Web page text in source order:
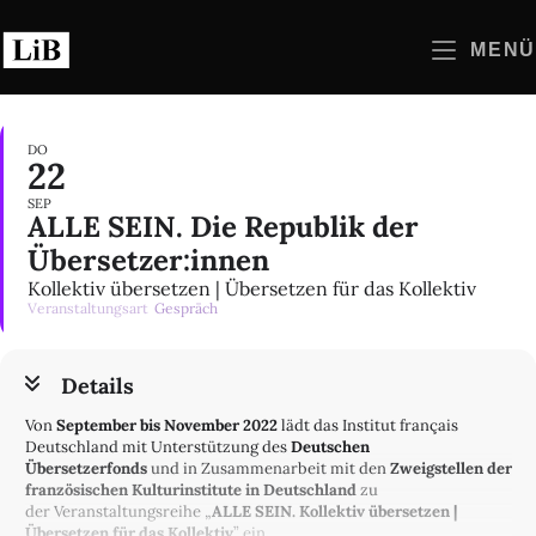
Inhalt
springen
MENÜ
DO
22
SEP
ALLE SEIN. Die Republik der
Übersetzer:innen
Kollektiv übersetzen | Übersetzen für das Kollektiv
Veranstaltungsart Gespräch
Details
VonSeptember bis November2022lädt das Institut français
Deutschland mit Unterstützung desDeutschen
Übersetzerfondsund in Zusammenarbeit mit denZweigstellen der
französischen Kulturinstitute in Deutschlandzu
der Veranstaltungsreihe „ALLE SEIN. Kollektiv übersetzen |